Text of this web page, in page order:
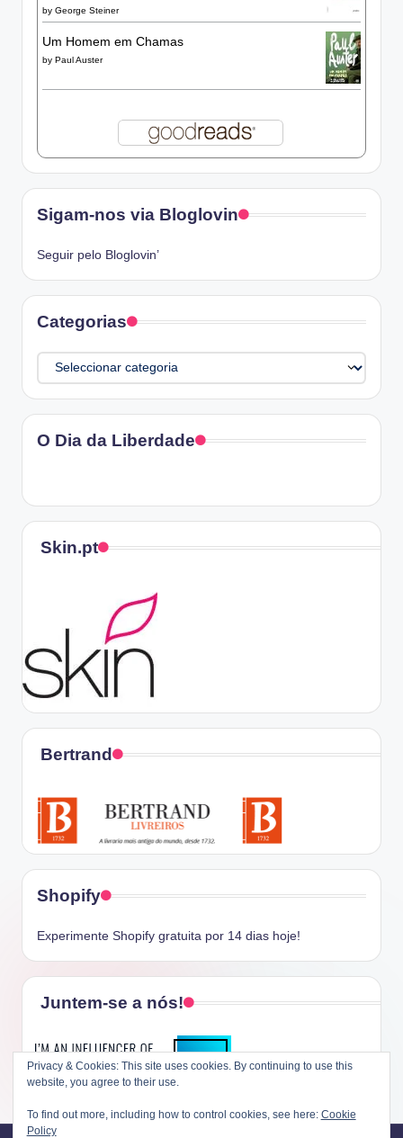
by George Steiner
Um Homem em Chamas
by Paul Auster
Sigam-nos via Bloglovin
Seguir pelo Bloglovin’
Categorias
Categorias
O Dia da Liberdade
Skin.pt
Bertrand
Shopify
Experimente Shopify gratuita por 14 dias hoje!
Juntem-se a nós!
Privacy & Cookies: This site uses cookies. By continuing to use this
website, you agree to their use.
To find out more, including how to control cookies, see here: Cookie
Policy